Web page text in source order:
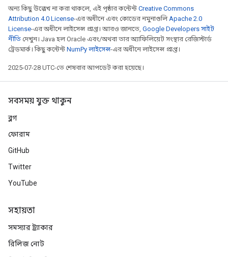
অন্য কিছু উল্লেখ না করা থাকলে, এই পৃষ্ঠার কন্টেন্ট Creative Commons
Attribution 4.0 License-এর অধীনে এবং কোডের নমুনাগুলিApache 2.0
License-এর অধীনে লাইসেন্স প্রাপ্ত। আরও জানতে, Google Developers সাইট
নীতি দেখুন। Java হল Oracle এবং/অথবা তার অ্যাফিলিয়েট সংস্থার রেজিস্টার্ড
ট্রেডমার্ক। কিছু কন্টেন্ট NumPy লাইসেন্স-এর অধীনে লাইসেন্স প্রাপ্ত।
2025-07-28 UTC-তে শেষবার আপডেট করা হয়েছে।
সবসময় যুক্ত থাকুন
ব্লগ
ফোরাম
GitHub
Twitter
YouTube
সহায়তা
সমস্যার ট্র্যাকার
রিলিজ নোট